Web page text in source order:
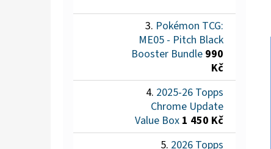
Pokémon TCG:
ME05 - Pitch Black
Booster Bundle 990
Kč
2025-26 Topps
Chrome Update
Value Box 1 450 Kč
2026 Topps